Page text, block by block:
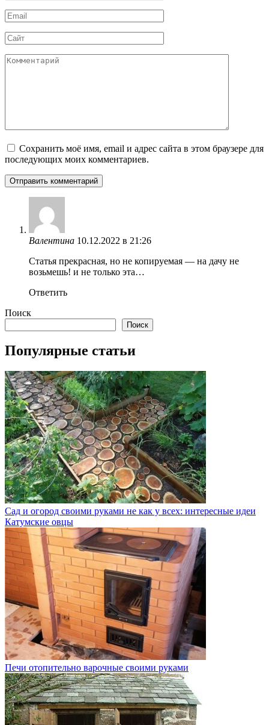
*
Email
*
Сайт
Комментарий
Сохранить моё имя, email и адрес сайта в этом браузере для
последующих моих комментариев.
Валентина 10.12.2022 в 21:26
Статья прекрасная, но не копируемая — на дачу не
возьмешь! и не только эта…
Ответить
Поиск
Поиск
Популярные статьи
Сад и огород своими руками не как у всех: интересные идеи
Катумские овцы
Печи отопительно варочные своими руками